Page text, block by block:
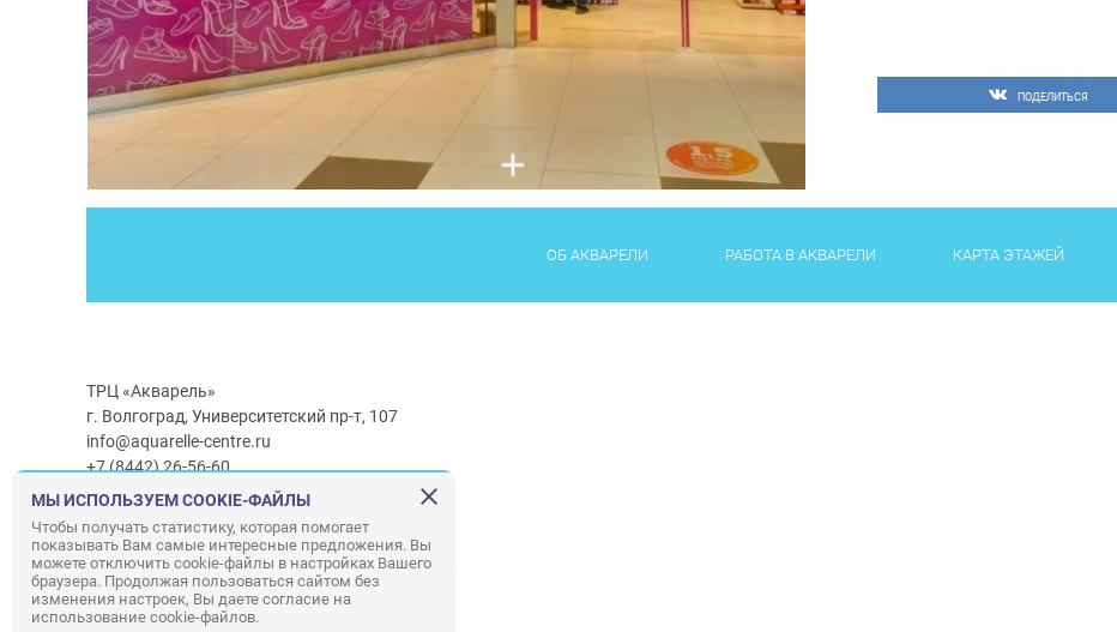
ПОДЕЛИТЬСЯ
ОБ АКВАРЕЛИ РАБОТА В АКВАРЕЛИ КАРТА ЭТАЖЕЙ
ТРЦ «Акварель»
г. Волгоград, Университетский пр-т, 107
info@aquarelle-centre.ru
+7 (8442) 26-56-60
Часы работы ТРЦ: с 10:00 до 22:00
Часы работы г/м Ашан:с 08:00 до 23:00
Часы работыг/мЛемана ПРО:с 08:00 до 22:00
Правила посещения ТРЦ «Акварель»
МЫ ИСПОЛЬЗУЕМ COOKIE-ФАЙЛЫ
Чтобы получать статистику, которая помогает
показывать Вам самые интересные предложения. Вы
можете отключить cookie-файлы в настройках Вашего
браузера. Продолжая пользоваться сайтом без
изменения настроек, Вы даете согласие на
использование cookie-файлов.